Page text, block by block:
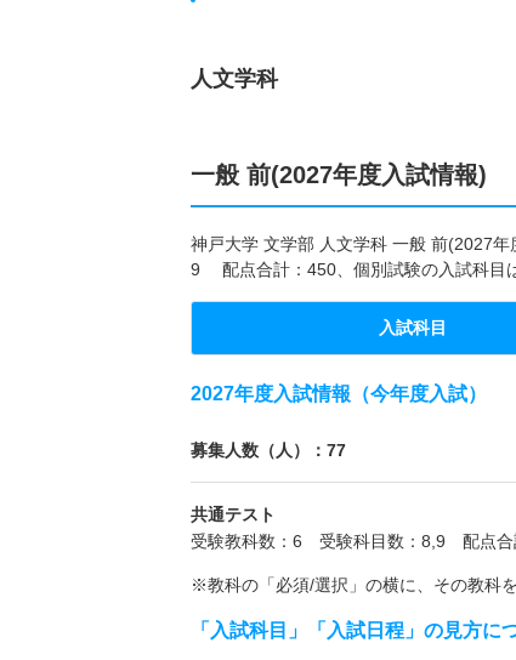
人文学科
一般 前(2027年度入試情報)
神戸大学 文学部 人文学科 一般 前(2027
9 配点合計：450、個別試験の入試科目
入試科目
2027年度入試情報（今年度入試）
募集人数（人）：77
共通テスト
受験教科数：6 受験科目数：8,9 配点合
※教科の「必須/選択」の横に、その教科
「入試科目」「入試日程」の見方に